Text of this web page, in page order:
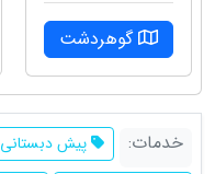
گوهردشت
خدمات: پیش دبستانی